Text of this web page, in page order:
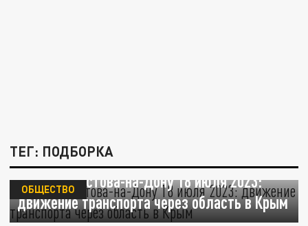
ТЕГ: ПОДБОРКА
Новости Ростова-на-Дону 18 июля 2023:
движение транспорта через область в Крым
ОБЩЕСТВО